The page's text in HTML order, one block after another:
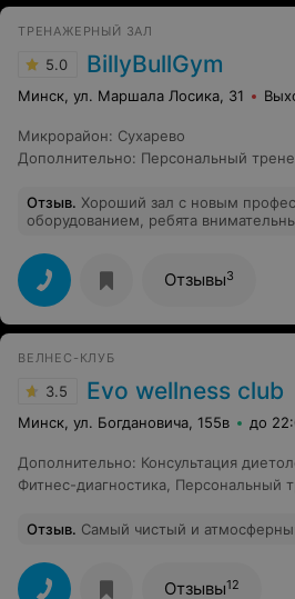
ТРЕНАЖЕРНЫЙ ЗАЛ
5.0 BillyBullGym
Минск, ул. Маршала Лосика, 31
Микрорайон: Сухарево
Дополнительно: Персональный
Отзыв. Хороший зал с новым
оборудованием, ребята внимательны к каждому
вода, душевая, санузел, раздевалка.
ходить, тем более в 10ти минутах
очень дешево за такой уровень!
Отзывы3
ВЕЛНЕС-КЛУБ
3.5 Evo wellness club
Минск, ул. Богдановича, 155в до
Дополнительно: Консультация
Фитнес-диагностика, Персональный
Отзыв.
Отзывы12